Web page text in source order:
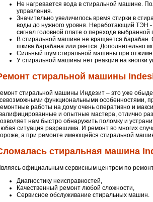
Не нагревается вода в стиральной машине.
управления.
Значительно увеличилось время стирки в
воды до нужного уровня. Неработающий ТЭН -
сигнал головной плате о переходе
В стиральной машине не вращается барабан.
шкива барабана или рвется. Дополнительно
Сильный шум стиральной машины при
У стиральной машины нет реакции на кнопки
стиральной машины
стиральной машины Индезит – это уже
функциональными особенностями,
работы на дому очень оперативно и
и опытные мастера, отлично
нам быстро обнаружить поломку и
ситуация разрешима. И ремонт во многих
а при ремонте имеющейся стиральной
стиральная машина
официальным сервисным центром по
Диагностику неисправностей,
Качественный ремонт любой сложности,
Сервисное обслуживание стиральных машин.